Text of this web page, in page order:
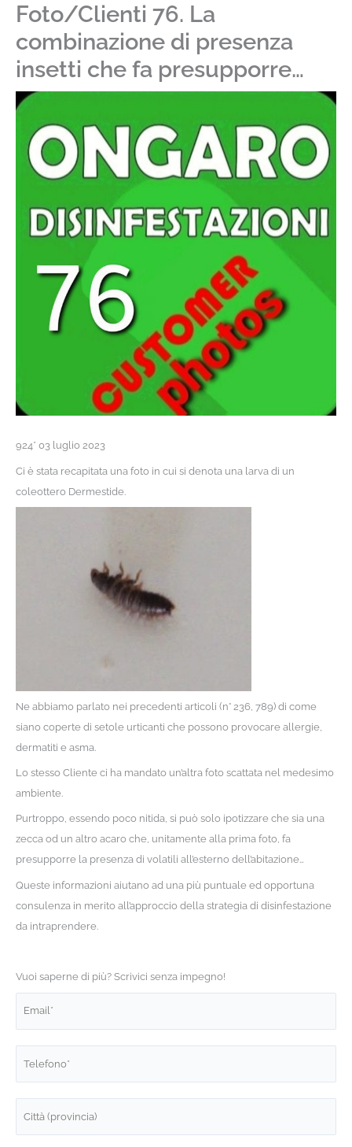
Foto/Clienti 76. La
combinazione di presenza
insetti che fa presupporre…
924* 03 luglio 2023
Ci è stata recapitata una foto in cui si denota una larva di un
coleottero Dermestide.
Ne abbiamo parlato nei precedenti articoli (n° 236, 789) di come
siano coperte di setole urticanti che possono provocare allergie,
dermatiti e asma.
Lo stesso Cliente ci ha mandato un’altra foto scattata nel medesimo
ambiente.
Purtroppo, essendo poco nitida, si può solo ipotizzare che sia una
zecca od un altro acaro che, unitamente alla prima foto, fa
presupporre la presenza di volatili all’esterno dell’abitazione…
Queste informazioni aiutano ad una più puntuale ed opportuna
consulenza in merito all’approccio della strategia di disinfestazione
da intraprendere.
Vuoi saperne di più? Scrivici senza impegno!